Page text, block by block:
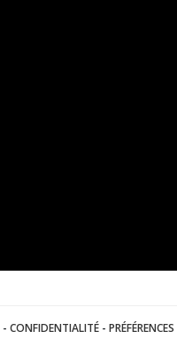
- CONFIDENTIALITÉ - PRÉFÉRENCES